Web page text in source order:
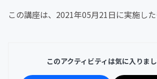
この講座は、2021年05月21日に実施した
このアクティビティは気に入りま